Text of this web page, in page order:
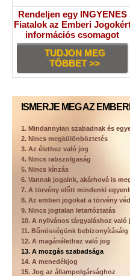
Rendeljen egy INGYENES
Fiatalok az Emberi
információs csomagot
TUDJON MEG
TÖBBET >>
ISMERJE MEG AZ
1. Mindannyian szabadnak és
2. Nincs megkülönböztetés
3. Az élethez való jog
4. Nincs rabszolgaság
5. Nincs kínzás
6. Vannak jogaink, akárhová is
7. A törvény előtt mindenki
8. Az emberi jogokat a törvény
9. Nincs jogtalan letartóztatás
10. A nyilvános tárgyaláshoz való
11. Bűnösségünk
12. A magánélethez való jog
13. A mozgás szabadsága
14. A menedékjog
15. Jog az állampolgársághoz